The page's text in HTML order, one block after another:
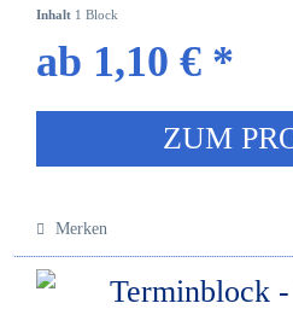
Inhalt 1 Block
ab 1,10 € *
ZUM
Merken